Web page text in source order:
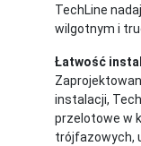
TechLine
wilgotnym i
Łatwość
instalacji,
przelotowe w
trójfazowych,